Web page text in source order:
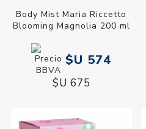
Body Mist Maria Riccetto
Blooming Magnolia 200 ml
$U 574
$U 675